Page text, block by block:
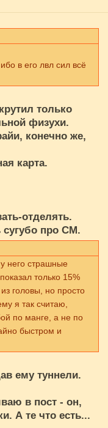
в его лвл сил всё
только
физухи.
конечно же,
карта.
отделять.
сугубо про СМ.
него страшные
только 15%
головы, но просто
я так считаю,
по манге, а не по
быстром и
ему туннели.
в пост - он,
А те что есть...